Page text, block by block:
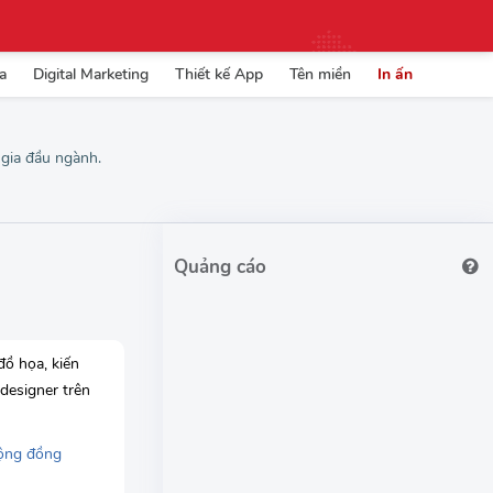
Digital Marketing Thiết kế App Tên miền In ấn
đầu ngành.
họa, kiến
trên
đồng